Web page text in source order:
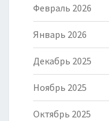
Февраль 2026
Январь 2026
Декабрь 2025
Ноябрь 2025
Октябрь 2025